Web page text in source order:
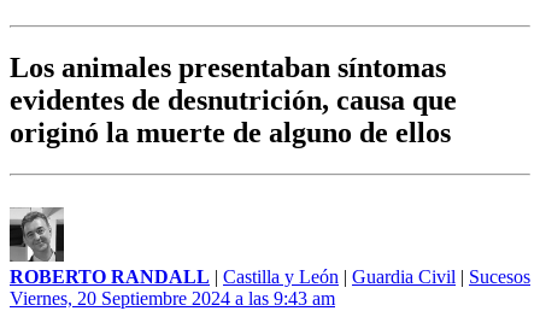
Los animales presentaban síntomas
evidentes de desnutrición, causa que
originó la muerte de alguno de ellos
ROBERTO RANDALL | Castilla y León | Guardia Civil | Sucesos
Viernes, 20 Septiembre 2024 a las 9:43 am